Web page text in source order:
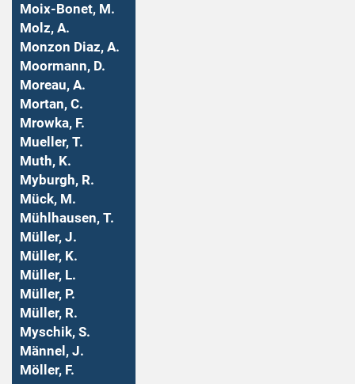
Moix-Bonet, M.
Molz, A.
Monzon Diaz, A.
Moormann, D.
Moreau, A.
Mortan, C.
Mrowka, F.
Mueller, T.
Muth, K.
Myburgh, R.
Mück, M.
Mühlhausen, T.
Müller, J.
Müller, K.
Müller, L.
Müller, P.
Müller, R.
Myschik, S.
Männel, J.
Möller, F.